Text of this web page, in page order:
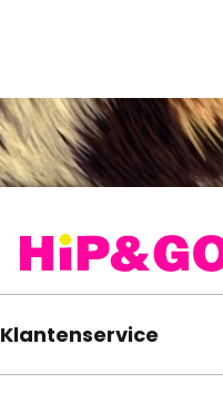
Klantenservice